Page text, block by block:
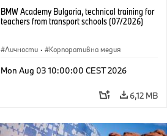
BMW Academy Bulgaria, technical training for
teachers from transport schools (07/2026)
Личности · Корпоративна медия
Mon Aug 03 10:00:00 CEST 2026
6,12 MB